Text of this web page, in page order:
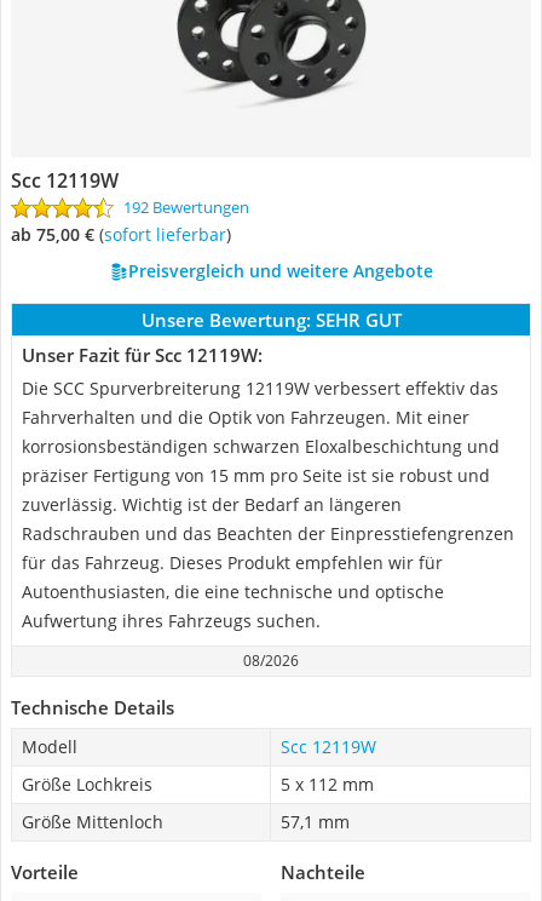
Scc 12119W
192 Bewertungen
ab 75,00 € ( Sofort lieferbar)
Preisvergleich und weitere Angebote
Unsere Bewertung: SEHR GUT
Unser Fazit für Scc 12119W:
Die SCC Spurverbreiterung 12119W verbessert effektiv das
Fahrverhalten und die Optik von Fahrzeugen. Mit einer
korrosionsbeständigen schwarzen Eloxalbeschichtung und
präziser Fertigung von 15 mm pro Seite ist sie robust und
zuverlässig. Wichtig ist der Bedarf an längeren
Radschrauben und das Beachten der Einpresstiefengrenzen
für das Fahrzeug. Dieses Produkt empfehlen wir für
Autoenthusiasten, die eine technische und optische
Aufwertung ihres Fahrzeugs suchen.
08/2026
Technische Details
Modell
Scc 12119W
Größe Lochkreis
5 x 112 mm
Größe Mittenloch
57,1 mm
Vorteile Nachteile